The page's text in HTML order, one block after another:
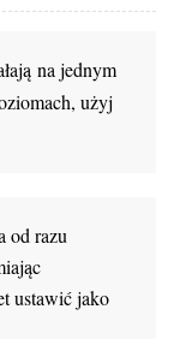
na jednym
użyj
od razu
ustawić jako